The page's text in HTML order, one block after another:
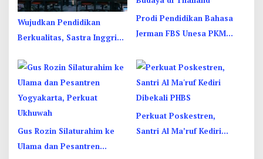
Wujudkan Pendidikan
Berkualitas, Sastra Inggris
Interkultural
Prodi Pendidikan Bahasa
Jerman FBS Unesa PKM
Budaya di Thailand
Gus Rozin Silaturahim ke
Ulama dan Pesantren
Perkuat Poskestren,
Santri Al Ma’ruf Kediri